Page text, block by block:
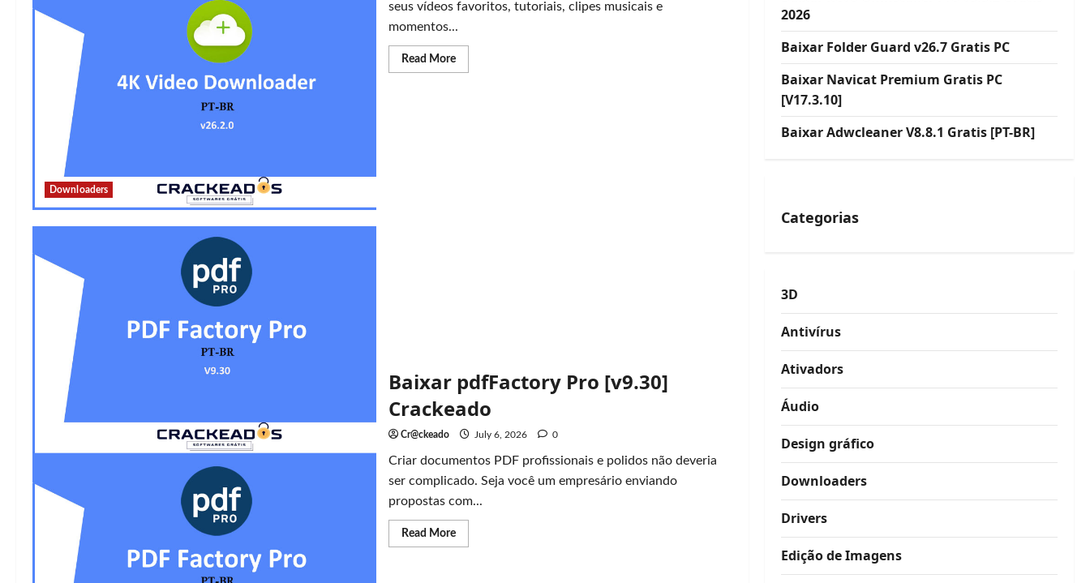
Downloaders
seus vídeos favoritos, tutoriais, clipes musicais e
momentos...
Read MoreRead
Baixar pdfFactory Pro [v9.30]
Crackeado
Cr@ckeado July 6, 2026 0
Criar documentos PDF profissionais e polidos não deveria
ser complicado. Seja você um empresário enviando
propostas com...
Read MoreRead
2026
Baixar Folder Guard v26.7 Gratis PC
Baixar Navicat Premium Gratis PC
[V17.3.10]
Baixar Adwcleaner V8.8.1 Gratis [PT-BR]
Categorias
3D
Antivírus
Ativadors
Áudio
Design gráfico
Downloaders
Drivers
Edição de Imagens